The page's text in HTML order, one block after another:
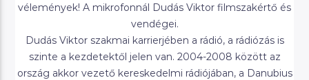
vélemények! A mikrofonnál Dudás Viktor filmszakértő és
vendégei.
Dudás Viktor szakmai karrierjében a rádió, a rádiózás is
szinte a kezdetektől jelen van. 2004-2008 között az
ország akkor vezető kereskedelmi rádiójában, a Danubius